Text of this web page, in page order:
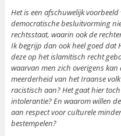
Het is een afschuwelijk
democratische besluitvorming
rechtsstaat, waarin ook de
Ik begrijp dan ook heel goed
deze op het islamitisch recht
waarvan men zich overigens
meerderheid van het Iraanse
racistisch aan? Het gaat hier
intolerantie? En waarom willen
aan respect voor culturele
bestempelen?